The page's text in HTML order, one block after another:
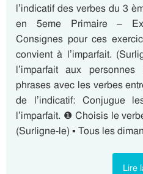
l’indicatif des verbes du 3
en 5eme Primaire –
Consignes pour ces
convient à l’imparfait.
l’imparfait aux
phrases avec les verbes
de l’indicatif: Conjugue
l’imparfait. ❶ Choisis le
(Surligne-le) ▪ Tous les
Lire